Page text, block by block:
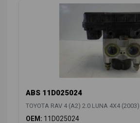
ABS 11D025024
TOYOTA RAV 4 (A2) 2.0 LUNA 4X4 (2003)
OEM: 11D025024